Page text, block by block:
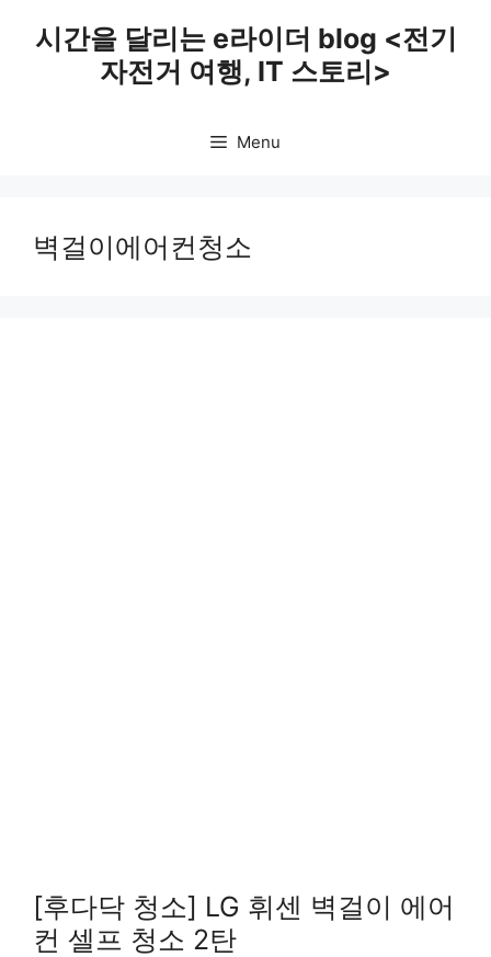
시간을 달리는 e라이더 blog <전기
자전거 여행, IT 스토리>
Menu
벽걸이에어컨청소
[후다닥 청소] LG 휘센 벽걸이 에어
컨 셀프 청소 2탄